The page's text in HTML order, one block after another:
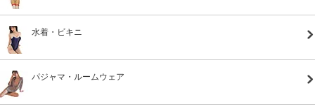
水着・ビキニ
パジャマ・ルームウェア